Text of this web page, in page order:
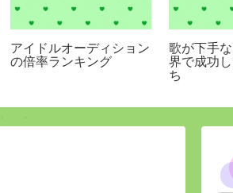
アイドルオーディション
の倍率ランキング
歌が下手
界で成功
ち